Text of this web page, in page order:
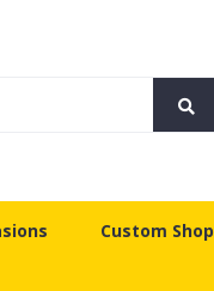
Custom Shop